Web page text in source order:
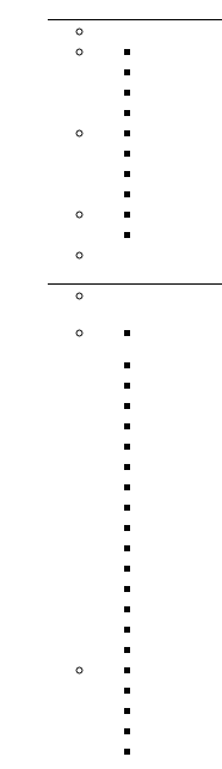
Mural Wonder
He leído y acepto la